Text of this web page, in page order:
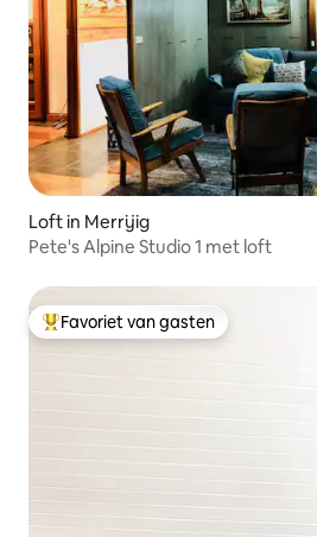
Loft in Merrijig
Pete's Alpine Studio 1 met loft
Topfavoriet van gasten
Favoriet van gasten